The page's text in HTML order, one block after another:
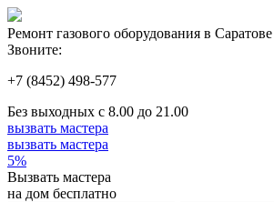
Ремонт газового оборудования в
Звоните:
+7 (8452) 498-577
Без выходных с 8.00 до 21.00
вызвать мастера
вызвать мастера
5%
Вызвать мастера
на дом бесплатно